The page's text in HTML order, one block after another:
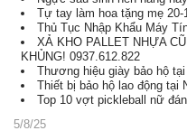
Tự tay làm hoa tặng mẹ
Thủ Tục Nhập Khẩu Máy
XẢ KHO PALLET NHỰA
KHỦNG! 0937.612.822
Thương hiệu giày bảo hộ
Thiết bị bảo hộ lao động tại
Top 10 vợt pickleball nữ
5/8/25